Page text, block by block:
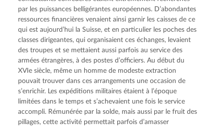
par les puissances belligérantes européennes. D’abondantes
ressources financières venaient ainsi garnir les caisses de ce
qui est aujourd’hui la Suisse, et en particulier les poches des
classes dirigeantes, qui organisaient ces échanges, levaient
des troupes et se mettaient aussi parfois au service des
armées étrangères, à des postes d’officiers. Au début du
XVIe siècle, même un homme de modeste extraction
pouvait trouver dans ces arrangements une occasion de
s’enrichir. Les expéditions militaires étaient à l’époque
limitées dans le temps et s’achevaient une fois le service
accompli. Rémunérée par la solde, mais aussi par le fruit des
pillages, cette activité permettait parfois d’amasser